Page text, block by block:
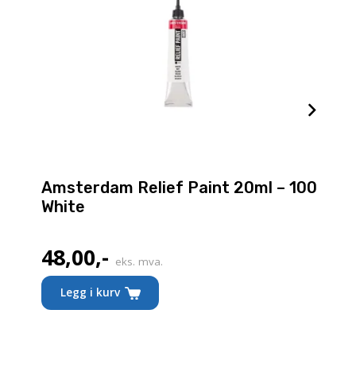
Amsterdam Relief Paint 20ml – 100
White
48,00,- eks. mva.
Legg i kurv